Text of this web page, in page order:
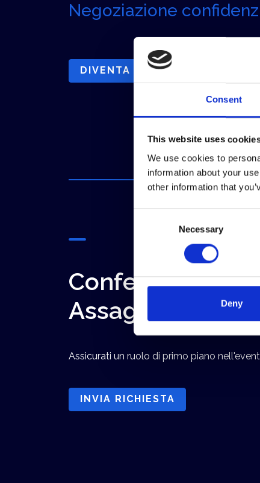
Consent
This website uses
We use cookies to
information about your
other information that
Necessary
Deny
Negoziazione
DIVENTA SPONSOR MEMBER
Conferma la
Assagenti
Assicurati un ruolo di primo piano
INVIA RICHIESTA